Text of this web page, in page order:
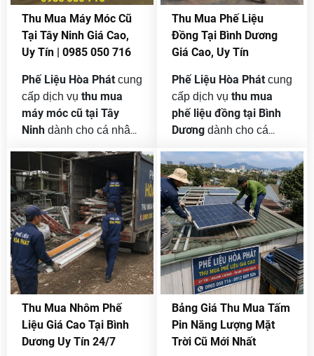
màu được thu mua liên
tục vì có khả năng tái
chế tốt, ứng dụng rộng
và luôn có đầu ra ổn
định.
chuyền sản xuất cũ,
thiết bị nhà xưởng hư
hỏng hoặc không còn
phù hợp ngày càng
tăng cao.
Thu Mua Máy Móc Cũ
Tại Tây Ninh Giá Cao,
Uy Tín | 0985 050 716
Phế Liệu Hòa Phát cung
cấp dịch vụ thu mua
máy móc cũ tại Tây
Ninh dành cho cá nhân,
máy và doanh nghiệp
trong các khu công
nghiệp. Chúng tôi nhận
mua từ một thiết bị riêng
lẻ đến nguyên lô máy
sản xuất, dây chuyền
công nghiệp hoặc toàn
bộ tài sản cần thanh lý
khi chuyển địa điểm,
thay đổi công nghệ, thu
hẹp quy mô hay giải thể
nhà xưởng.
Thu Mua Phế Liệu
Đồng Tại Bình Dương
Giá Cao, Uy Tín
Phế Liệu Hòa Phát cung
cấp dịch vụ thu mua
phế liệu đồng tại Bình
Dương dành cho cá
hàng, nhà xưởng, công
ty và doanh nghiệp.
Chúng tôi nhận thu mua
từ số lượng nhỏ đến
những lô đồng công
nghiệp số lượng lớn, hỗ
trợ khảo sát tận nơi,
báo giá theo từng
chủng loại và tổ chức
vận chuyển nhanh
chóng.
Thu Mua Nhôm Phế
Liệu Giá Cao Tại Bình
Dương Uy Tín 24/7
Bảng Giá Thu Mua Tấm
Pin Năng Lượng Mặt
Trời Cũ Mới Nhất